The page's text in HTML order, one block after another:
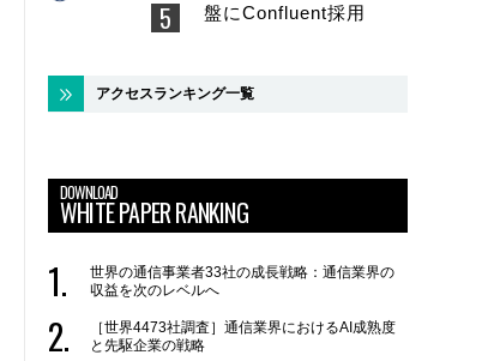
盤にConfluent採用
アクセスランキング一覧
DOWNLOAD
WHITE PAPER RANKING
世界の通信事業者33社の成長戦略：通信業界の
収益を次のレベルへ
［世界4473社調査］通信業界におけるAI成熟度
と先駆企業の戦略